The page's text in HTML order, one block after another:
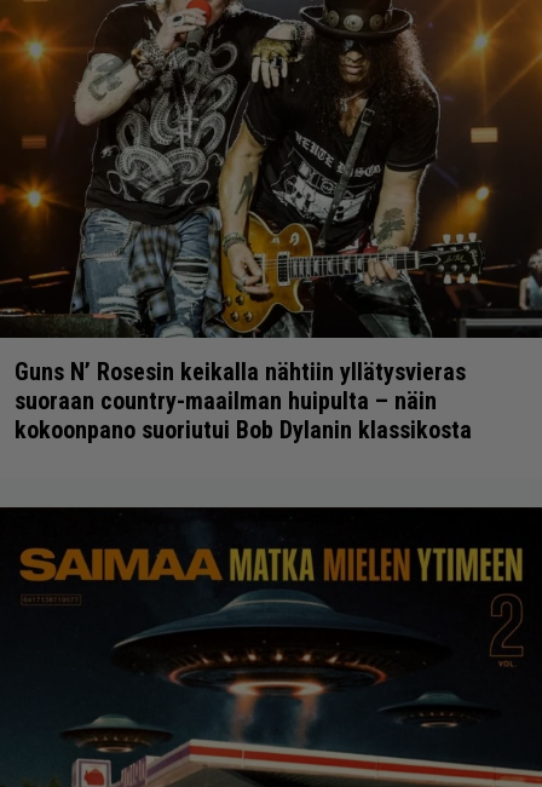
Guns N’ Rosesin keikalla nähtiin yllätysvieras
suoraan country-maailman huipulta – näin
kokoonpano suoriutui Bob Dylanin klassikosta